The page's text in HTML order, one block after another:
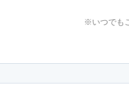
※いつでも